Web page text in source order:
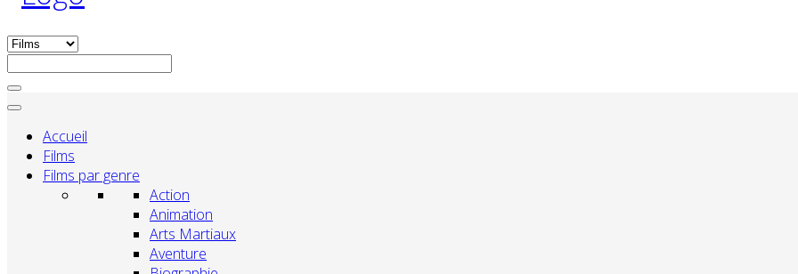
Accueil
Films
Films par genre
Action
Animation
Arts Martiaux
Aventure